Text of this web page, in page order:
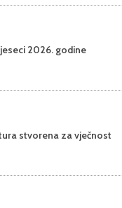
2026. godine
stvorena za vječnost